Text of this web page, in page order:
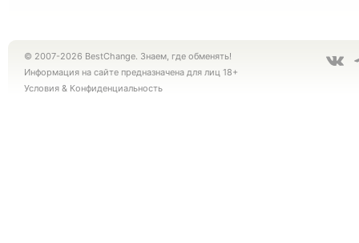
© 2007-2026 BestChange. Знаем, где обменять!
Информация на сайте предназначена для лиц 18+
Условия & Конфиденциальность